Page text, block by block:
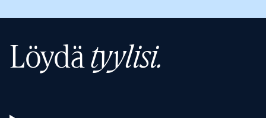
Löydätyylisi.